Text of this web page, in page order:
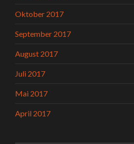
Oktober 2017
September 2017
August 2017
Juli 2017
Mai 2017
April 2017